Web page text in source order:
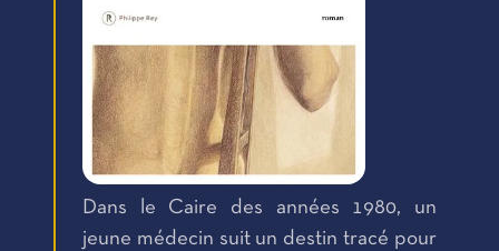
Dans le Caire des années 1980, un
jeune médecin suit un destin tracé pour